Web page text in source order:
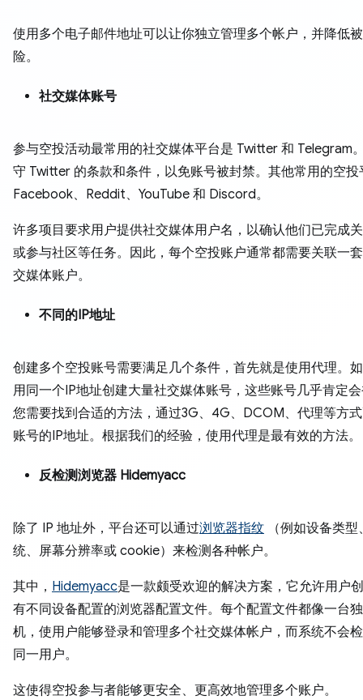
使用多个电子邮件地址可以让你独立管理多个帐户，并降低
险。
社交媒体账号
参与空投活动最常用的社交媒体平台是 Twitter 和 Telegram
守 Twitter 的条款和条件，以免账号被封禁。其他常用的空投
Facebook、Reddit、YouTube 和 Discord。
许多项目要求用户提供社交媒体用户名，以确认他们已完成
或参与社区等任务。因此，每个空投账户通常都需要关联一
交媒体账户。
不同的IP地址
创建多个空投账号需要满足几个条件，首先就是使用代理。
用同一个IP地址创建大量社交媒体账号，这些账号几乎肯定
您需要找到合适的方法，通过3G、4G、DCOM、代理等方
账号的IP地址。根据我们的经验，使用代理是最有效的方法
反检测浏览器 Hidemyacc
除了 IP 地址外，平台还可以通过浏览器指纹 （例如设备类
统、屏幕分辨率或 cookie）来检测各种帐户。
其中， Hidemyacc是一款颇受欢迎的解决方案，它允许用户
有不同设备配置的浏览器配置文件。每个配置文件都像一台
机，使用户能够登录和管理多个社交媒体帐户，而系统不会
同一用户。
这使得空投参与者能够更安全、更高效地管理多个账户。